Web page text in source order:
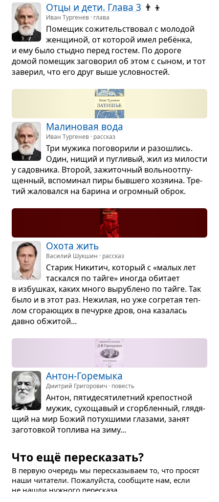
Отцы и дети. Глава 3 👨‍👦
Иван Тургенев · глава
Поме­щик сожи­тель­ство­вал с моло­дой
жен­щи­ной, от кото­рой имел ребёнка,
и ему было стыдно перед гостем. По дороге
домой поме­щик заго­во­рил об этом с сыном, и тот
заве­рил, что его друг выше услов­но­стей.
Мали­но­вая вода
Иван Тургенев · рассказ
Три мужика пого­во­рили и разо­шлись.
Один, нищий и пуг­ли­вый, жил из мило­сти
у садов­ника. Вто­рой, зажи­точ­ный воль­но­от­пу­
щен­ный, вспо­ми­нал пиры быв­шего хозя­ина. Тре­
тий жало­вался на барина и огром­ный оброк.
Охота жить
Василий Шукшин · рассказ
Ста­рик Ники­тич, кото­рый с «малых лет
тас­кался по тайге» ино­гда оби­тает
в избуш­ках, каких много выруб­лено по тайге. Так
было и в этот раз. Нежи­лая, но уже согре­тая теп­
лом сго­ра­ю­щих в печурке дров, она каза­лась
давно обжи­той...
Антон-Горе­мыка
Дмитрий Григорович · повесть
Антон, пяти­де­ся­ти­лет­ний кре­пост­ной
мужик, сухо­ща­вый и сгорб­лен­ный, гля­дя­
щий на мир Божий потух­шими гла­зами, занят
заго­тов­кой топ­лива на зиму...
Что ещё пересказать?
В первую очередь мы пересказываем то, что просят
наши читатели. Пожалуйста, сообщите нам, если
не нашли нужного пересказа.